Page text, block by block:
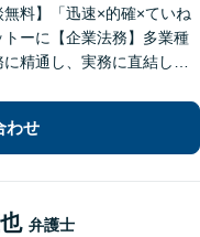
無料】「迅速×的確×ていね
トーに【企業法務】多業種
精通し、実務に直結した
まで幅広く対応。【休
応OK】【豊橋駅10分】
わせ
弁護士